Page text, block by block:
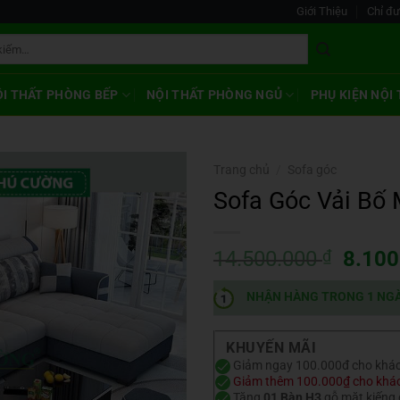
Giới Thiệu Chỉ
THẤT PHÒNG BẾP NỘI THẤT PHÒNG NGỦ PHỤ KIỆN NỘI
Sofa Góc Vải
14.500.000 ₫
Giá
là:
NHẬN HÀNG TRONG 1
KHUYẾN MÃI
Giảm ngay 100.000đ cho
Giảm thêm 100.000₫ cho